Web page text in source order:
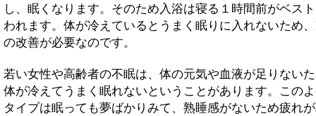
し、眠くなります。そのため入浴は寝る１時間前がベス
われます。体が冷えているとうまく眠りに入れないため
の改善が必要なのです。
若い女性や高齢者の不眠は、体の元気や血液が足りない
体が冷えてうまく眠れないということがあります。この
タイプは眠っても夢ばかりみて、熟睡感がないため疲れ